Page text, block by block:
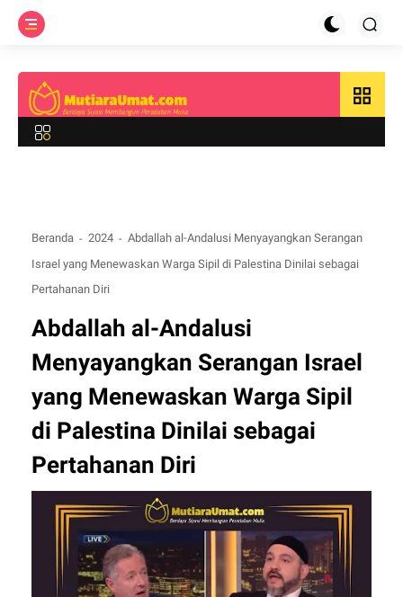
grid_view
Beranda 2024
Abdallah al-Andalusi Menyayangkan Serangan
Israel yang Menewaskan Warga Sipil di Palestina Dinilai sebagai
Pertahanan Diri
Abdallah al-Andalusi
Menyayangkan Serangan Israel
yang Menewaskan Warga Sipil
di Palestina Dinilai sebagai
Pertahanan Diri